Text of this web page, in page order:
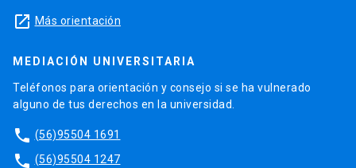
launch Más orientación
MEDIACIÓN UNIVERSITARIA
Teléfonos para orientación y consejo si se ha vulnerado
alguno de tus derechos en la universidad.
phone (56)95504 1691
phone (56)95504 1247